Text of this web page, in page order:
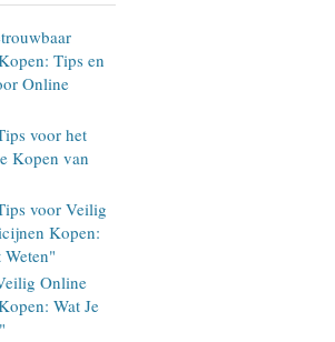
Tips en
Online
voor het
Kopen van
voor Veilig
Kopen:
Weten"
Online
Wat Je